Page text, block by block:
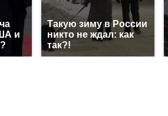
и
Такую зиму в России
никто не ждал: как
так?!